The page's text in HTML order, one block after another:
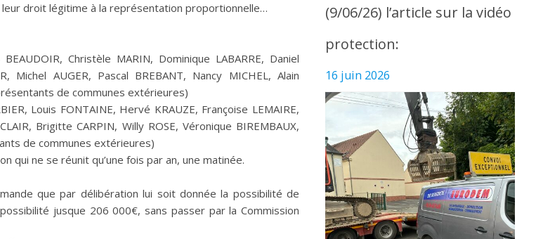
droit légitime à la représentation proportionnelle…
Christèle MARIN, Dominique LABARRE, Daniel
Michel AUGER, Pascal BREBANT, Nancy MICHEL, Alain
de communes extérieures)
Louis FONTAINE, Hervé KRAUZE, Françoise LEMAIRE,
Brigitte CARPIN, Willy ROSE, Véronique BIREMBAUX,
de communes extérieures)
qui ne se réunit qu’une fois par an, une matinée.
que par délibération lui soit donnée la possibilité de
jusque 206 000€, sans passer par la Commission
(9/06/26) l’article sur la vidéo
protection:
16 juin 2026